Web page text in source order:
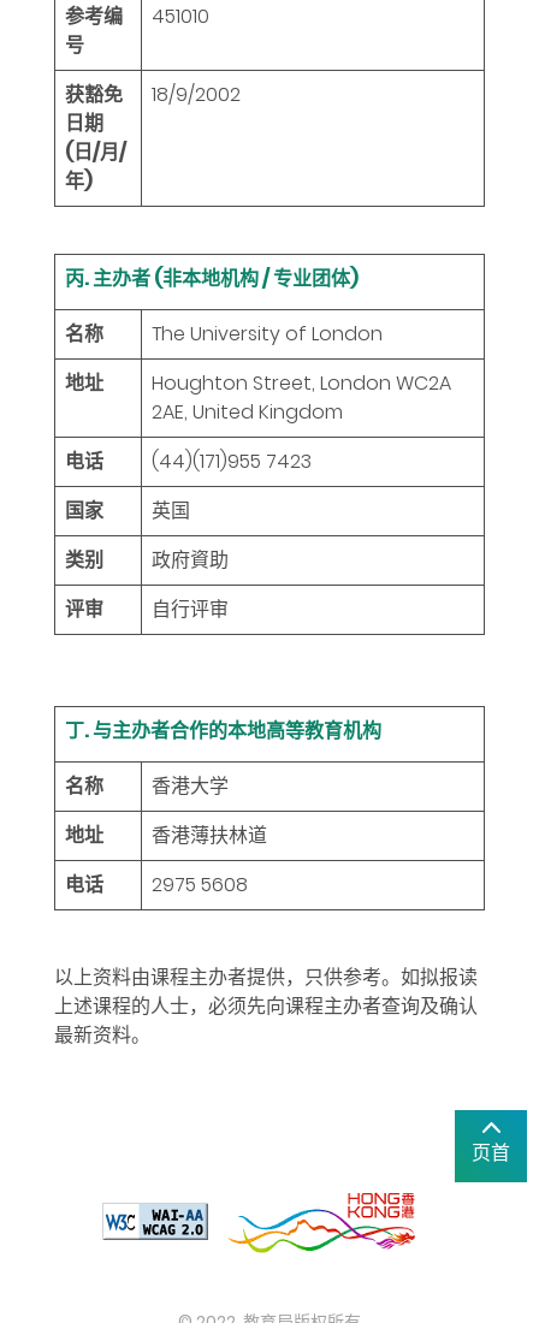
参考编
号
451010
获豁免
日期
(日/月/
年)
18/9/2002
丙. 主办者 (非本地机构 / 专业团体)
名称
The University of London
地址
Houghton Street, London WC2A
2AE, United Kingdom
电话
(44)(171)955 7423
国家
英国
类别
政府資助
评审
自行评审
丁. 与主办者合作的本地高等教育机构
名称
香港大学
地址
香港薄扶林道
电话
2975 5608
以上资料由课程主办者提供，只供参考。如拟报读
上述课程的人士，必须先向课程主办者查询及确认
最新资料。
页首